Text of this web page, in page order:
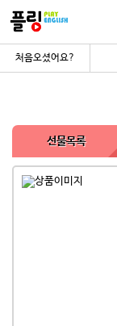
처음오셨어요?
선물목록